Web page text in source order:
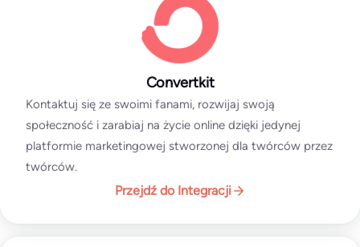
Convertkit
Kontaktuj się ze swoimi fanami, rozwijaj swoją
społeczność i zarabiaj na życie online dzięki jedynej
platformie marketingowej stworzonej dla twórców przez
twórców.
Przejdź do Integracji